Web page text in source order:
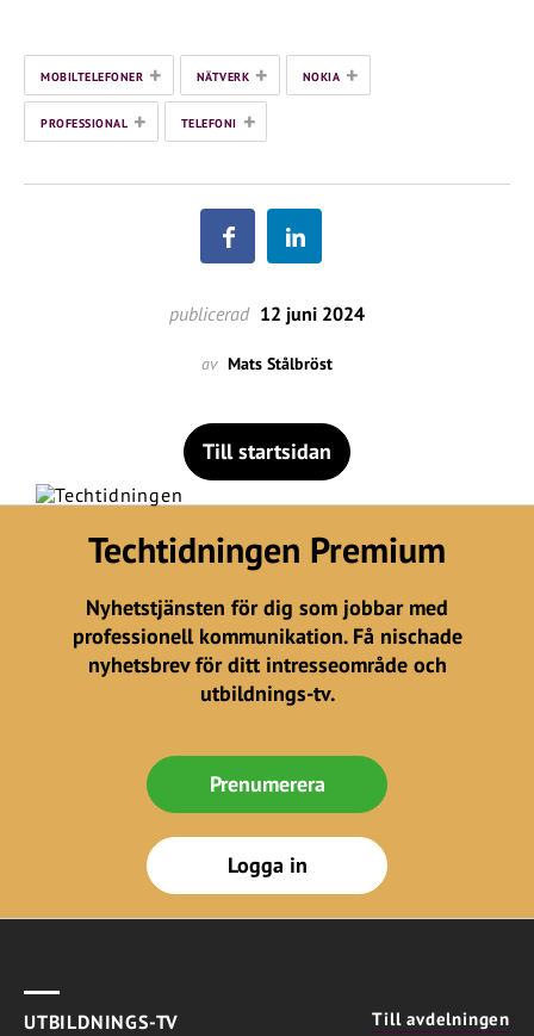
MOBILTELEFONER + NÄTVERK + NOKIA +
PROFESSIONAL + TELEFONI +
publicerad 12 juni 2024
av Mats Stålbröst
Till startsidan
Techtidningen Premium
Nyhetstjänsten för dig som jobbar med
professionell kommunikation. Få nischade
nyhetsbrev för ditt intresseområde och
utbildnings-tv.
Prenumerera
Logga in
UTBILDNINGS-TV Till avdelningen